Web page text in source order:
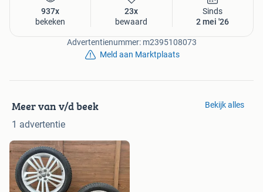
937x
bekeken
23x
bewaard
Sinds
2 mei '26
Advertentienummer: m2395108073
Meld aan Marktplaats
Meer van v/d beek
1 advertentie
Bekijk alles